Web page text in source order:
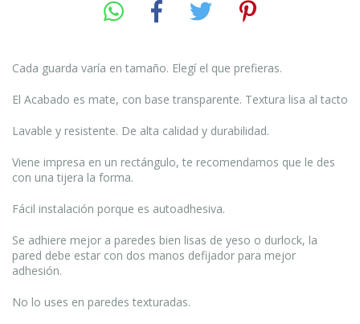
Cada guarda varía en tamaño. Elegí el que prefieras.
El Acabado es mate, con base transparente. Textura lisa al tacto
Lavable y resistente. De alta calidad y durabilidad.
Viene impresa en un rectángulo, te recomendamos que le des
con una tijera la forma.
Fácil instalación porque es autoadhesiva.
Se adhiere mejor a paredes bien lisas de yeso o durlock, la
pared debe estar con dos manos defijador para mejor
adhesión.
No lo uses en paredes texturadas.